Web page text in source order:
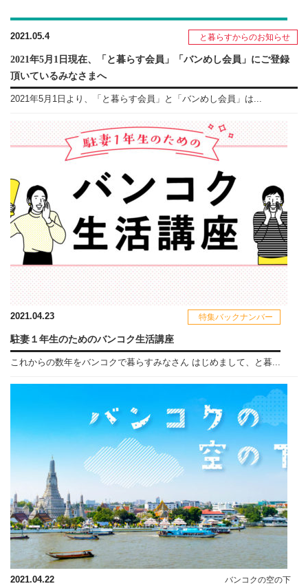
2021.05.4 と暮らすからのお知らせ
2021年5月1日現在、「と暮らす会員」「バンめし会員」にご登録
頂いているみなさまへ
2021年5月1日より、「と暮らす会員」と「バンめし会員」は...
2021.04.23 特集バックナンバー
駐妻１年生のためのバンコク生活講座
これからの数年をバンコクで暮らすみなさん はじめまして、と暮...
2021.04.22 バンコクの空の下